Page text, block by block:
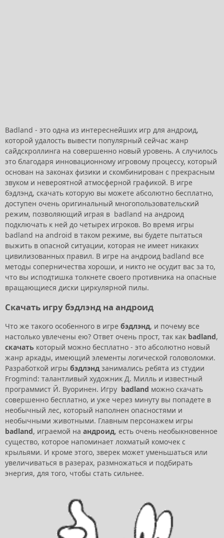
Badland - это одна из интереснейших игр для андроид,
которой удалость вывести популярный сейчас жанр
сайдскроллинга на совершенно новый уровень. А случилось
это благодаря инновационному игровому процессу, который
основан на законах физики и скомбинирован с прекрасным
звуком и невероятной атмосферной графикой. В игре
бэдлэнд, скачать которую вы можете абсолютно бесплатно,
доступен очень оригинальный многопользовательский
режим, позволяющий играя в badland на андроид
подключать к ней до четырех игроков. Во время игры
badland на android в таком режиме, вы будете пытаться
выжить в опасной ситуации, которая не имеет никаких
цивилизованных правил. В игре на андроид badland все
методы соперничества хороши, и никто не осудит вас за то,
что вы исподтишка толкнете своего противника на опасные
вращающиеся диски циркулярной пилы.
Скачать игру бэдлэнд на андроид
Что же такого особенного в игре бэдлэнд, и почему все
настолько увлечены ею? Ответ очень прост, так как badland,
скачать который можно бесплатно - это абсолютно новый
жанр аркады, имеющий элементы логической головоломки.
Разработкой игры бэдлэнд занимались ребята из студии
Frogmind: талантливый художник Д. Милль и известный
программист Й. Вуоринен. Игру badland можно скачать
совершенно бесплатно, и уже через минуту вы попадете в
необычный лес, который наполнен опасностями и
необычными животными. Главным персонажем игры
badland, играемой на андроид, есть очень необыкновенное
существо, которое напоминает лохматый комочек с
крыльями. И кроме этого, зверек может уменьшаться или
увеличиваться в разерах, размножаться и подбирать
энергия, для того, чтобы стать сильнее.